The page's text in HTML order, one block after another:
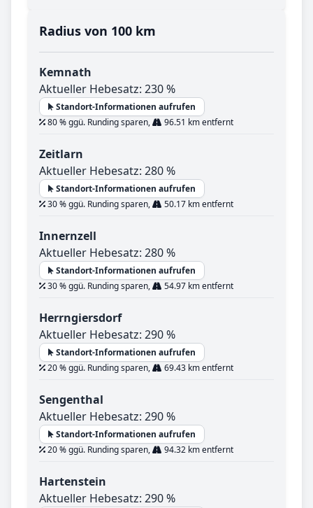
Radius von 100 km
Kemnath
Aktueller Hebesatz: 230 %
Standort-Informationen aufrufen
80 % ggü. Runding sparen,
96.51 km entfernt
Zeitlarn
Aktueller Hebesatz: 280 %
Standort-Informationen aufrufen
30 % ggü. Runding sparen,
50.17 km entfernt
Innernzell
Aktueller Hebesatz: 280 %
Standort-Informationen aufrufen
30 % ggü. Runding sparen,
54.97 km entfernt
Herrngiersdorf
Aktueller Hebesatz: 290 %
Standort-Informationen aufrufen
20 % ggü. Runding sparen,
69.43 km entfernt
Sengenthal
Aktueller Hebesatz: 290 %
Standort-Informationen aufrufen
20 % ggü. Runding sparen,
94.32 km entfernt
Hartenstein
Aktueller Hebesatz: 290 %